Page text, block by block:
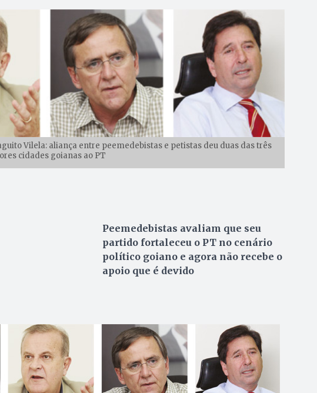
Vilela: aliança entre peemedebistas e petistas deu duas das três
cidades goianas ao PT
Peemedebistas avaliam que seu
partido fortaleceu o PT no cenário
político goiano e agora não recebe o
apoio que é devido